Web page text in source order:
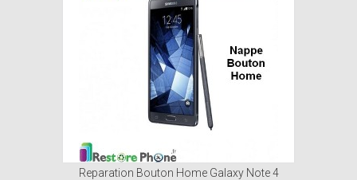
Reparation Bouton Home Galaxy Note 4